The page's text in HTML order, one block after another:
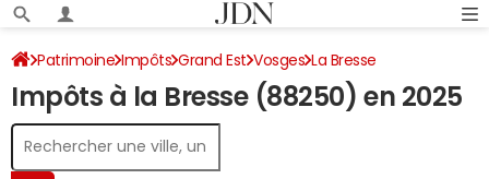
Patrimoine Impôts Grand Est Vosges La Bresse
Impôt sur le revenu
Impôts à la Bresse (88250) en 2025